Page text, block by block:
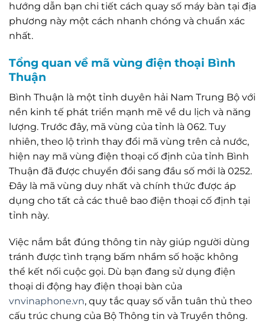
hướng dẫn bạn chi tiết cách quay số máy bàn tại địa
phương này một cách nhanh chóng và chuẩn xác
nhất.
Tổng quan về mã vùng điện thoại Bình
Thuận
Bình Thuận là một tỉnh duyên hải Nam Trung Bộ với
nền kinh tế phát triển mạnh mẽ về du lịch và năng
lượng. Trước đây, mã vùng của tỉnh là 062. Tuy
nhiên, theo lộ trình thay đổi mã vùng trên cả nước,
hiện nay mã vùng điện thoại cố định của tỉnh Bình
Thuận đã được chuyển đổi sang đầu số mới là 0252.
Đây là mã vùng duy nhất và chính thức được áp
dụng cho tất cả các thuê bao điện thoại cố định tại
tỉnh này.
Việc nắm bắt đúng thông tin này giúp người dùng
tránh được tình trạng bấm nhầm số hoặc không
thể kết nối cuộc gọi. Dù bạn đang sử dụng điện
thoại di động hay điện thoại bàn của
vnvinaphone.vn, quy tắc quay số vẫn tuân thủ theo
cấu trúc chung của Bộ Thông tin và Truyền thông.